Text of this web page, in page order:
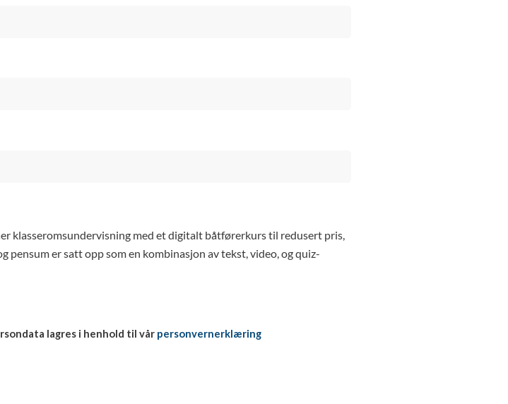
klasseromsundervisning med et digitalt båtførerkurs til redusert pris,
pensum er satt opp som en kombinasjon av tekst, video, og quiz-
lagres i henhold til vår personvernerklæring